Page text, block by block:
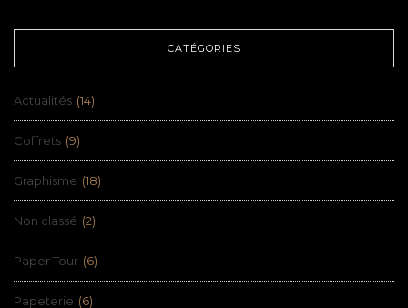
CATÉGORIES
Actualités (14)
Coffrets (9)
Graphisme (18)
Non classé (2)
Paper Tour (6)
Papeterie (6)